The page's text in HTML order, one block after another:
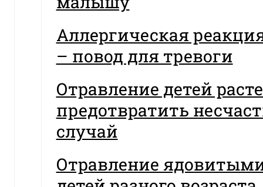
Аллергическая
– повод для тревоги
Отравление детей
предотвратить
случай
Отравление